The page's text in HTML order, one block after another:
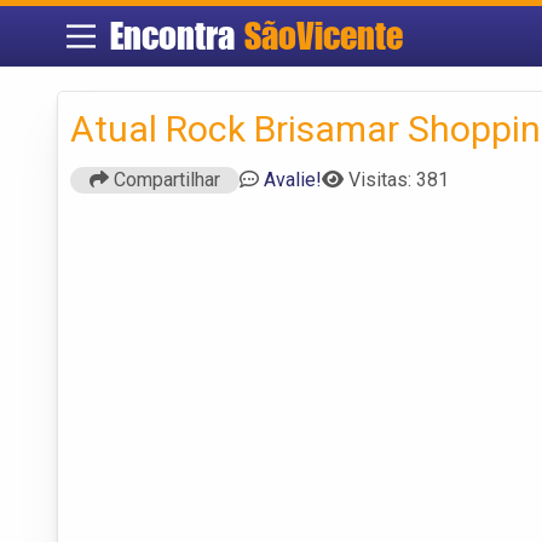
Encontra SãoVicente
Atual Rock Brisamar
Compartilhar Avalie! Visitas: 381